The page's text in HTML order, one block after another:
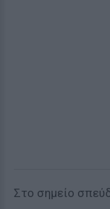
Στο σημείο